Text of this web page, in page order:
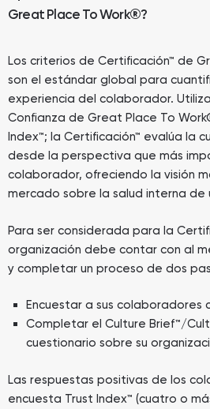
Great Place To Work®?
Los criterios de Certificación™ de
son el estándar global para
experiencia del colaborador.
Confianza de Great Place To
Index™; la Certificación™ evalúa la
desde la perspectiva que más
colaborador, ofreciendo la visión
mercado sobre la salud interna de
Para ser considerada para la
organización debe contar con al
y completar un proceso de dos
Encuestar a sus colaboradores
Completar el Culture Brief™/
cuestionario sobre su
Las respuestas positivas de los
encuesta Trust Index™ (cuatro o